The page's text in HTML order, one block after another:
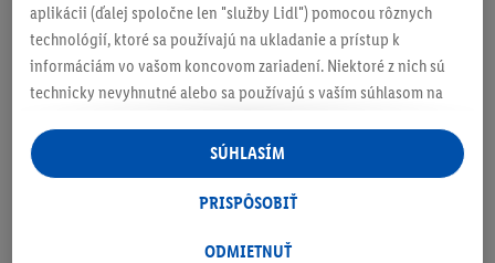
O produkte
aplikácii (ďalej spoločne len "služby Lidl") pomocou rôznych
technológií, ktoré sa používajú na ukladanie a prístup k
informáciám vo vašom koncovom zariadení. Niektoré z nich sú
technicky nevyhnutné alebo sa používajú s vaším súhlasom na
personalizovanú reklamu v rámci služieb Lidl aj mimo nich. Ak
ste účastníkom programu Lidl Plus, na tieto účely sa spracúvajú
aj údaje z vášho nákupného správania v obchode.
následne si vytvoríte účet Lidl Plus alebo sa prihlásite do svojho
ODMIETNUŤ
PRISPÔSOBIŤ
SÚHLASÍM